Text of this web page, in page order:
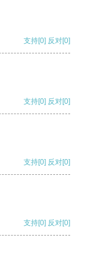
支持[0] 反对[0]
支持[0] 反对[0]
支持[0] 反对[0]
支持[0] 反对[0]